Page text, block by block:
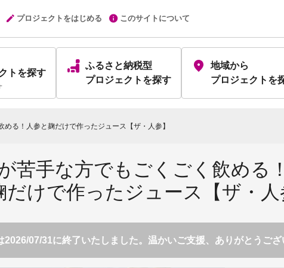
プロジェクトをはじめる このサイトについて
ト を探す
ふるさと納税型
プロジェクト を探す
地域から
プロジェクトを
める！人参と麹だけで作ったジュース【ザ・人参】
苦手な方でもごくごく飲める！
だけで作ったジュース【ザ・人
2026/07/31に終了いたしました。温かいご支援、ありがとうござ